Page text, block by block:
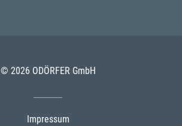
© 2026 ODÖRFER GmbH
Impressum